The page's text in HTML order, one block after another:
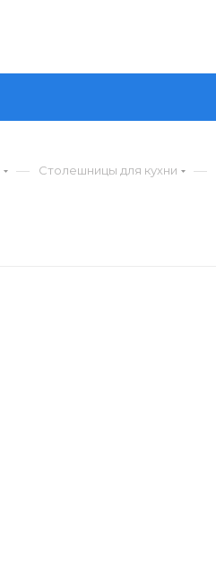
— Столешницы для кухни —